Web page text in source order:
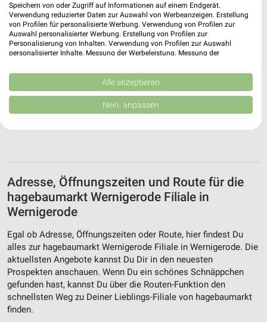
Adresse, Öffnungszeiten und Route für die
hagebaumarkt Wernigerode Filiale in
Wernigerode
Egal ob Adresse, Öffnungszeiten oder Route, hier findest Du
alles zur hagebaumarkt Wernigerode Filiale in Wernigerode. Die
aktuellsten Angebote kannst Du Dir in den neuesten
Prospekten anschauen. Wenn Du ein schönes Schnäppchen
gefunden hast, kannst Du über die Routen-Funktion den
schnellsten Weg zu Deiner Lieblings-Filiale von hagebaumarkt
finden.
Speichern von oder Zugriff auf Informationen auf einem Endgerät.
Verwendung reduzierter Daten zur Auswahl von Werbeanzeigen. Erstellung
von Profilen für personalisierte Werbung. Verwendung von Profilen zur
Auswahl personalisierter Werbung. Erstellung von Profilen zur
Personalisierung von Inhalten. Verwendung von Profilen zur Auswahl
personalisierter Inhalte. Messung der Werbeleistung. Messung der
Kombinationen von Daten aus verschiedenen Quellen. Entwicklung und
Verbesserung der Angebote. Verwendung reduzierter Daten zur Auswahl
von Inhalten.
Daten können außerhalb der Europäischen Union weitergegeben und in die
Website/App.
IAB-Verarbeitungszwecke:
Speichern von oder Zugriff auf Informationen
auf einem Endgerät
Verwendung reduzierter Daten zur Auswahl von
Werbeanzeigen
Erstellung von Profilen für personalisierte
Werbung
Verwendung von Profilen zur Auswahl
personalisierter Werbung
Alle akzeptieren
Nein, anpassen